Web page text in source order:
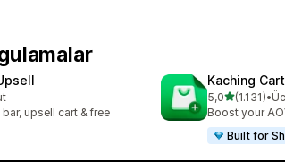
upsell cart & free
Kaching
5,05 yıldız
(1.131)
toplam 1131•
Boost your
Built for